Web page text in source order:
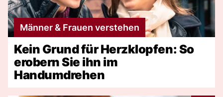
Männer & Frauen verstehen
Kein Grund für Herzklopfen: So
erobern Sie ihn im
Handumdrehen